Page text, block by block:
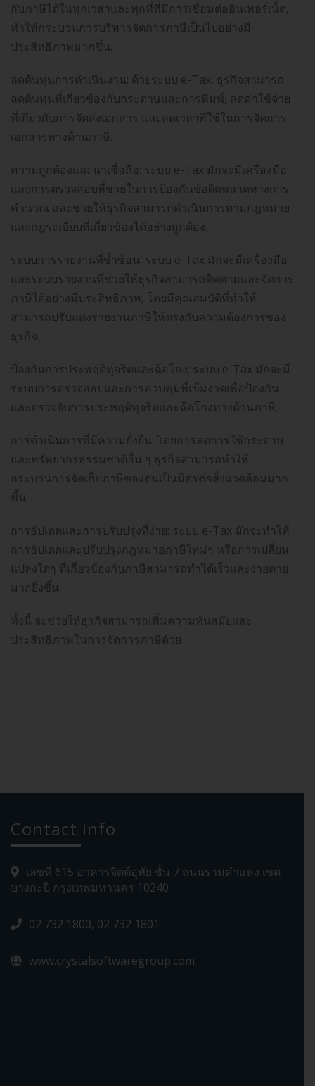
กับภาษีได้ในทุกเวลาและทุกที่ที่มีการเชื่อมต่ออินเทอร์เน็ต,
ทำให้กระบวนการบริหารจัดการภาษีเป็นไปอย่างมี
ประสิทธิภาพมากขึ้น.
ลดต้นทุนการดำเนินงาน: ด้วยระบบ e-Tax, ธุรกิจสามารถ
ลดต้นทุนที่เกี่ยวข้องกับกระดาษและการพิมพ์, ลดค่าใช้จ่าย
ที่เกี่ยวกับการจัดส่งเอกสาร และลดเวลาที่ใช้ในการจัดการ
เอกสารทางด้านภาษี.
ความถูกต้องและน่าเชื่อถือ: ระบบ e-Tax มักจะมีเครื่องมือ
และการตรวจสอบที่ช่วยในการป้องกันข้อผิดพลาดทางการ
คำนวณ และช่วยให้ธุรกิจสามารถดำเนินการตามกฎหมาย
และกฎระเบียบที่เกี่ยวข้องได้อย่างถูกต้อง.
ระบบการรายงานที่ซ้ำซ้อน: ระบบ e-Tax มักจะมีเครื่องมือ
และระบบรายงานที่ช่วยให้ธุรกิจสามารถติดตามและจัดการ
ภาษีได้อย่างมีประสิทธิภาพ, โดยมีคุณสมบัติที่ทำให้
สามารถปรับแต่งรายงานภาษีให้ตรงกับความต้องการของ
ธุรกิจ.
ป้องกันการประพฤติทุจริตและฉ้อโกง: ระบบ e-Tax มักจะมี
ระบบการตรวจสอบและการควบคุมที่เข้มงวดเพื่อป้องกัน
และตรวจจับการประพฤติทุจริตและฉ้อโกงทางด้านภาษี.
การดำเนินการที่มีความยั่งยืน: โดยการลดการใช้กระดาษ
และทรัพยากรธรรมชาติอื่น ๆ ธุรกิจสามารถทำให้
กระบวนการจัดเก็บภาษีของตนเป็นมิตรต่อสิ่งแวดล้อมมาก
ขึ้น.
การอัปเดตและการปรับปรุงที่ง่าย: ระบบ e-Tax มักจะทำให้
การอัปเดตและปรับปรุงกฎหมายภาษีใหม่ๆ หรือการเปลี่ยน
แปลงใดๆ ที่เกี่ยวข้องกับภาษีสามารถทำได้เร็วและง่ายดาย
มากยิ่งขึ้น.
ทั้งนี้ จะช่วยให้ธุรกิจสามารถเพิ่มความทันสมัยและ
ประสิทธิภาพในการจัดการภาษีด้วย
Contact info
เลขที่ 615 อาคารจิตต์อุทัย ชั้น 7 ถนนรามคำแหง เขต
บางกะปิ กรุงเทพมหานคร 10240
02 732 1800, 02 732 1801
www.crystalsoftwaregroup.com